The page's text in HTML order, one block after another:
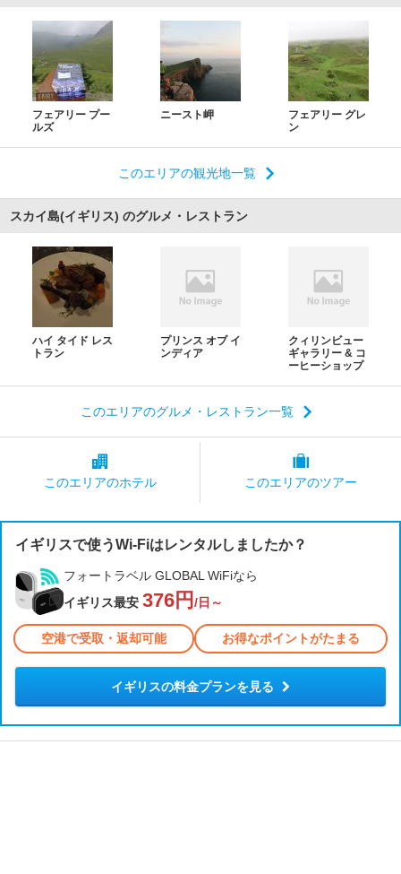
フェアリー プー
ルズ
ニースト岬
フェアリー グレ
ン
このエリアの観光地一覧
スカイ島(イギリス) のグルメ・レストラン
ハイ タイド レス
トラン
プリンス オブ イ
ンディア
クィリンビュー
ギャラリー & コ
ーヒーショップ
このエリアのグルメ・レストラン一覧
このエリアのホテル このエリアのツアー
イギリスで使うWi-Fiはレンタルしましたか？
フォートラベル GLOBAL WiFiなら
イギリス最安 376円 /日～
空港で受取・返却可能 お得なポイントがたまる
イギリスの料金プランを見る